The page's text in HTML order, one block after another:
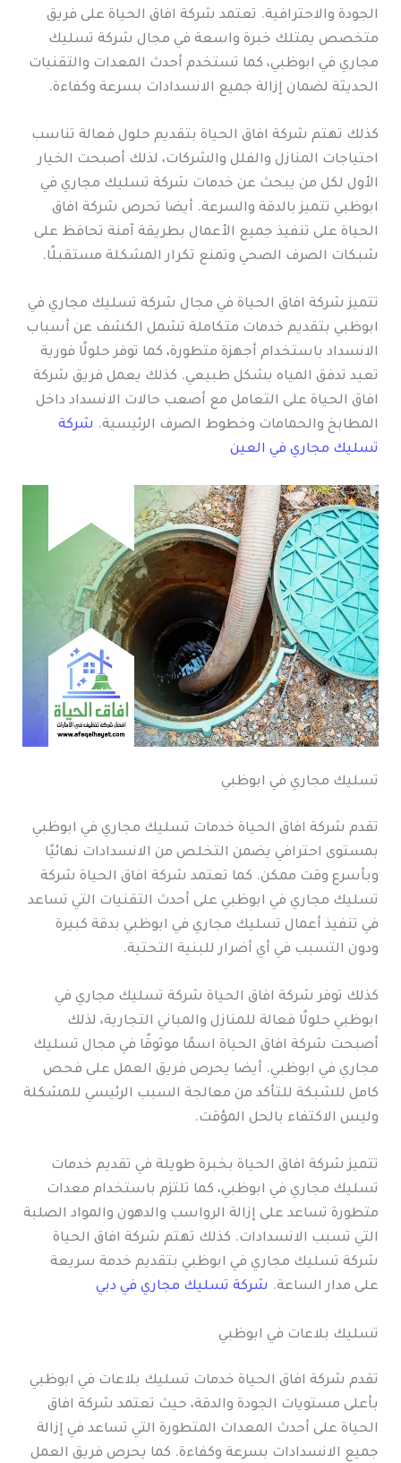
الجودة والاحترافية. تعتمد شركة افاق الحياة على فريق
متخصص يمتلك خبرة واسعة في مجال شركة تسليك
مجاري في ابوظبي، كما تستخدم أحدث المعدات والتقنيات
الحديثة لضمان إزالة جميع الانسدادات بسرعة وكفاءة.
كذلك تهتم شركة افاق الحياة بتقديم حلول فعالة تناسب
احتياجات المنازل والفلل والشركات، لذلك أصبحت الخيار
الأول لكل من يبحث عن خدمات شركة تسليك مجاري في
ابوظبي تتميز بالدقة والسرعة. أيضا تحرص شركة افاق
الحياة على تنفيذ جميع الأعمال بطريقة آمنة تحافظ على
شبكات الصرف الصحي وتمنع تكرار المشكلة مستقبلًا.
تتميز شركة افاق الحياة في مجال شركة تسليك مجاري في
ابوظبي بتقديم خدمات متكاملة تشمل الكشف عن أسباب
الانسداد باستخدام أجهزة متطورة، كما توفر حلولًا فورية
تعيد تدفق المياه بشكل طبيعي. كذلك يعمل فريق شركة
افاق الحياة على التعامل مع أصعب حالات الانسداد داخل
المطابخ والحمامات وخطوط الصرف الرئيسية. شركة
تسليك مجاري في العين
تسليك مجاري في ابوظبي
تقدم شركة افاق الحياة خدمات تسليك مجاري في ابوظبي
بمستوى احترافي يضمن التخلص من الانسدادات نهائيًا
وبأسرع وقت ممكن. كما تعتمد شركة افاق الحياة شركة
تسليك مجاري في ابوظبي على أحدث التقنيات التي تساعد
في تنفيذ أعمال تسليك مجاري في ابوظبي بدقة كبيرة
ودون التسبب في أي أضرار للبنية التحتية.
كذلك توفر شركة افاق الحياة شركة تسليك مجاري في
ابوظبي حلولًا فعالة للمنازل والمباني التجارية، لذلك
أصبحت شركة افاق الحياة اسمًا موثوقًا في مجال تسليك
مجاري في ابوظبي. أيضا يحرص فريق العمل على فحص
كامل للشبكة للتأكد من معالجة السبب الرئيسي للمشكلة
وليس الاكتفاء بالحل المؤقت.
تتميز شركة افاق الحياة بخبرة طويلة في تقديم خدمات
تسليك مجاري في ابوظبي، كما تلتزم باستخدام معدات
متطورة تساعد على إزالة الرواسب والدهون والمواد الصلبة
التي تسبب الانسدادات. كذلك تهتم شركة افاق الحياة
شركة تسليك مجاري في ابوظبي بتقديم خدمة سريعة
على مدار الساعة. شركة تسليك مجاري في دبي
تسليك بلاعات في ابوظبي
تقدم شركة افاق الحياة خدمات تسليك بلاعات في ابوظبي
بأعلى مستويات الجودة والدقة، حيث تعتمد شركة افاق
الحياة على أحدث المعدات المتطورة التي تساعد في إزالة
جميع الانسدادات بسرعة وكفاءة. كما يحرص فريق العمل